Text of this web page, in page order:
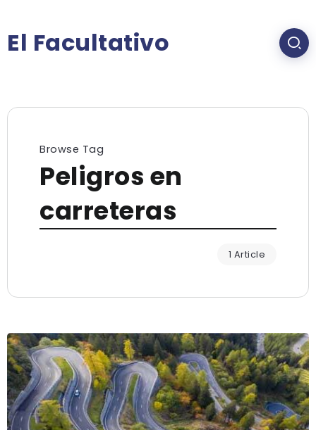
El Facultativo
Browse Tag
Peligros en
carreteras
1 Article